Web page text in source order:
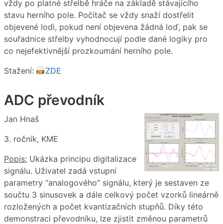
vždy po platné střelbě hráče na základě stávajícího
stavu herního pole. Počítač se vždy snaží dostřelit
objevené lodì, pokud není objevena žádná loď, pak se
souřadnice střelby vyhodnocují podle dané logiky pro
co nejefektivnější prozkoumání herního pole.
Stažení:
ZDE
ADC převodník
Jan Hnaš
3. ročník, KME
Popis: Ukázka principu digitalizace
signálu. Uživatel zadá vstupní
parametry “analogového” signálu, který je sestaven ze
součtu 3 sinusovek a dále celkový počet vzorků lineárně
rozložených a počet kvantizačních stupňů. Díky této
demonstraci převodníku, lze zjistit změnou parametrů